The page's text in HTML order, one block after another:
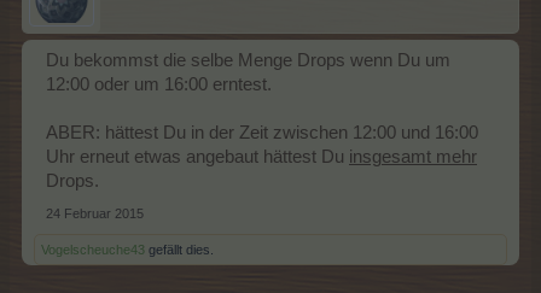
Du bekommst die selbe Menge Drops wenn Du um
12:00 oder um 16:00 erntest.
ABER: hättest Du in der Zeit zwischen 12:00 und 16:00
Uhr erneut etwas angebaut hättest Du insgesamt mehr
Drops.
24 Februar 2015
Vogelscheuche43 gefällt dies.